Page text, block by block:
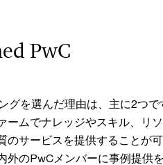
PwC
グを選んだ理由は、主に2つ
ームでナレッジやスキル、リ
のサービスを提供することが
外のPwCメンバーに事例提供